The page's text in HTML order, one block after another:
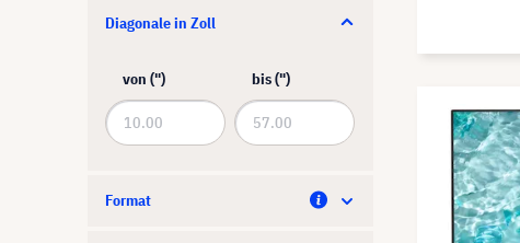
Philips
Samsung
Sharp
Yealink
Diagonale in Zoll
von (") bis (")
Format